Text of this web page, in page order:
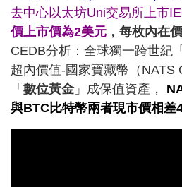
去中心以太坊Uni交易所上市
價上市價為2美元 ，每枚內在
CEDB分析：全球獨一跨世紀「
超內價值-國家寶藏幣（NATS
「 數位黃金 」成保值資產，
與BTC比特幣兩者現市價相差